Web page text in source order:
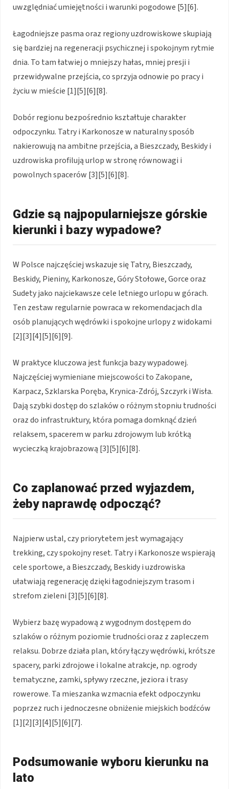
uwzględniać umiejętności i warunki pogodowe [5][6].
Łagodniejsze pasma oraz regiony uzdrowiskowe skupiają
się bardziej na regeneracji psychicznej i spokojnym rytmie
dnia. To tam łatwiej o mniejszy hałas, mniej presji i
przewidywalne przejścia, co sprzyja odnowie po pracy i
życiu w mieście [1][5][6][8].
Dobór regionu bezpośrednio kształtuje charakter
odpoczynku. Tatry i Karkonosze w naturalny sposób
nakierowują na ambitne przejścia, a Bieszczady, Beskidy i
uzdrowiska profilują urlop w stronę równowagi i
powolnych spacerów [3][5][6][8].
Gdzie są najpopularniejsze górskie
kierunki i bazy wypadowe?
W Polsce najczęściej wskazuje się Tatry, Bieszczady,
Beskidy, Pieniny, Karkonosze, Góry Stołowe, Gorce oraz
Sudety jako najciekawsze cele letniego urlopu w górach.
Ten zestaw regularnie powraca w rekomendacjach dla
osób planujących wędrówki i spokojne urlopy z widokami
[2][3][4][5][6][9].
W praktyce kluczowa jest funkcja bazy wypadowej.
Najczęściej wymieniane miejscowości to Zakopane,
Karpacz, Szklarska Poręba, Krynica-Zdrój, Szczyrk i Wisła.
Dają szybki dostęp do szlaków o różnym stopniu trudności
oraz do infrastruktury, która pomaga domknąć dzień
relaksem, spacerem w parku zdrojowym lub krótką
wycieczką krajobrazową [3][5][6][8].
Co zaplanować przed wyjazdem,
żeby naprawdę odpocząć?
Najpierw ustal, czy priorytetem jest wymagający
trekking, czy spokojny reset. Tatry i Karkonosze wspierają
cele sportowe, a Bieszczady, Beskidy i uzdrowiska
ułatwiają regenerację dzięki łagodniejszym trasom i
strefom zieleni [3][5][6][8].
Wybierz bazę wypadową z wygodnym dostępem do
szlaków o różnym poziomie trudności oraz z zapleczem
relaksu. Dobrze działa plan, który łączy wędrówki, krótsze
spacery, parki zdrojowe i lokalne atrakcje, np. ogrody
tematyczne, zamki, spływy rzeczne, jeziora i trasy
rowerowe. Ta mieszanka wzmacnia efekt odpoczynku
poprzez ruch i jednoczesne obniżenie miejskich bodźców
[1][2][3][4][5][6][7].
Podsumowanie wyboru kierunku na
lato